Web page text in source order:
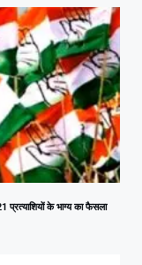
प्रत्याशियों के भाग्य का फैसला